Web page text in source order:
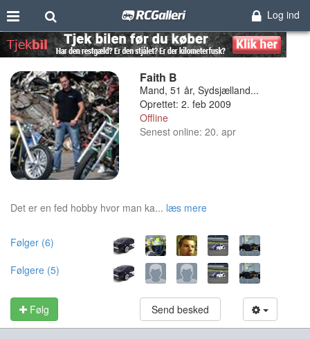
Log ind
Faith B
Mand, 51 år, Sydsjælland...
Oprettet: 2. feb 2009
Offline
Senest online: 20. apr
Det er en fed hobby hvor man ka... læs mere
Følger (6)
Følgere (5)
Følg Send besked